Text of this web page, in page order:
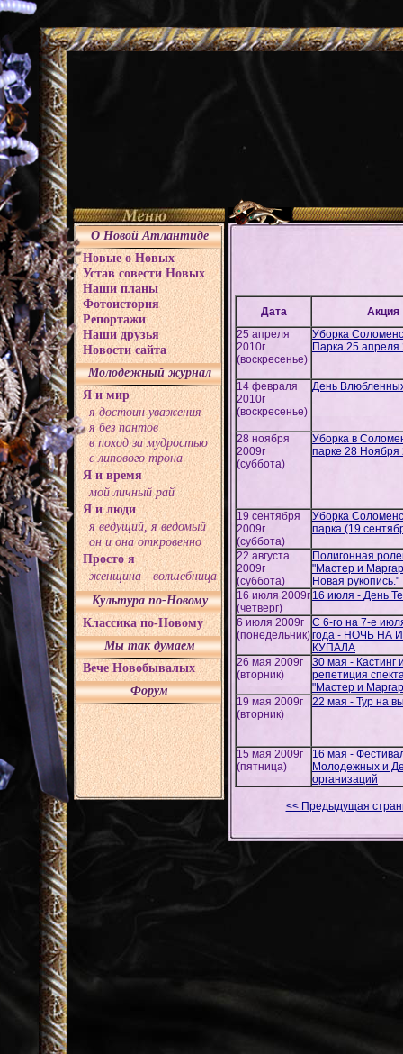
О Новой Атлантиде
Новые о Новых
Устав совести Новых
Наши планы
Фотоистория
Репортажи
Наши друзья
Новости сайта
Молодежный журнал
Я и мир
я достоин уважения
я без пантов
в поход за мудростью
с липового трона
Я и время
мой личный рай
Я и люди
я ведущий, я ведомый
он и она откровенно
Просто я
женщина - волшебница
Культура по-Новому
Классика по-Новому
Мы так думаем
Вече Новобывалых
Форум
Дата
Акция
25 апреля
2010г
(воскресенье)
Уборка
Парка 25 апреля
14 февраля
2010г
(воскресенье)
День
28 ноября
2009г
(суббота)
Уборка в
парке 28 Ноября
19 сентября
2009г
(суббота)
Уборка
парка (19
22 августа
2009г
(суббота)
Полигонная
"Мастер и
Новая рукопись."
16 июля 2009г
(четверг)
16 июля - День
6 июля 2009г
(понедельник)
С 6-го на 7-е
года - НОЧЬ НА
КУПАЛА
26 мая 2009г
(вторник)
30 мая - Кастинг
репетиция
"Мастер и
19 мая 2009г
(вторник)
22 мая - Тур на
15 мая 2009г
(пятница)
16 мая -
Молодежных и
организаций
<< Предыдущая